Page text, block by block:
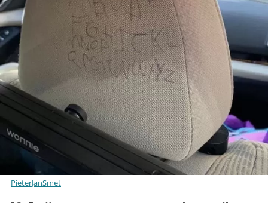
PieterJanSmet